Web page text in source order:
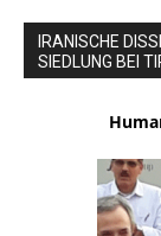
IRANISCHE
SIEDLUNG BEI